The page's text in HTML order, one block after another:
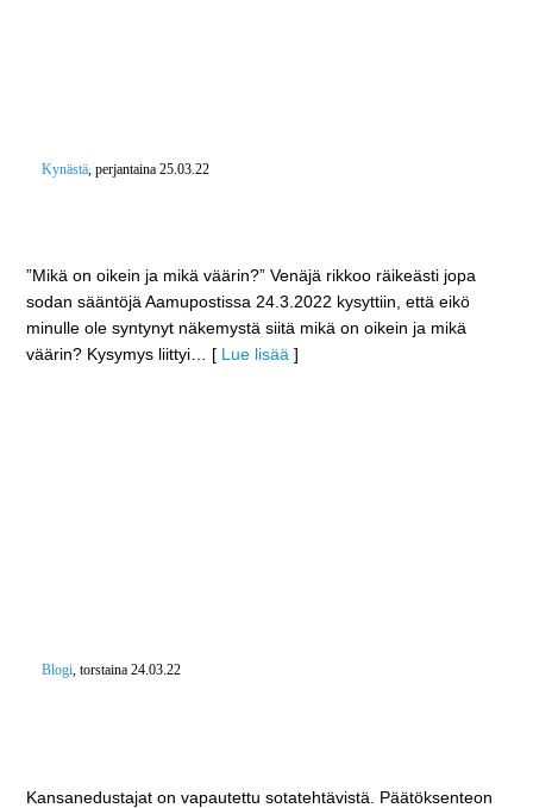
Kynästä, perjantaina 25.03.22
”Mikä on oikein ja mikä väärin?” Venäjä rikkoo räikeästi jopa
sodan sääntöjä Aamupostissa 24.3.2022 kysyttiin, että eikö
minulle ole syntynyt näkemystä siitä mikä on oikein ja mikä
väärin? Kysymys liittyi … [ Lue lisää ]
Blogi, torstaina 24.03.22
Kansanedustajat on vapautettu sotatehtävistä. Päätöksenteon